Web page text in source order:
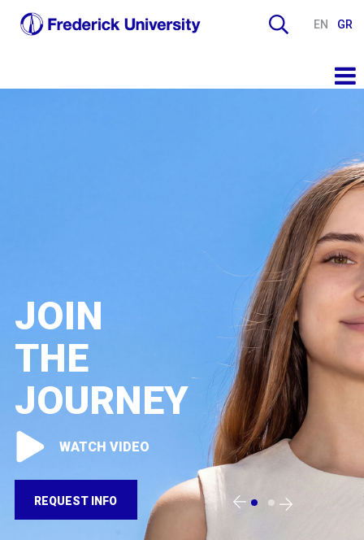
EN GR
JOIN
THE
JOURNEY
WATCH VIDEO
REQUEST INFO